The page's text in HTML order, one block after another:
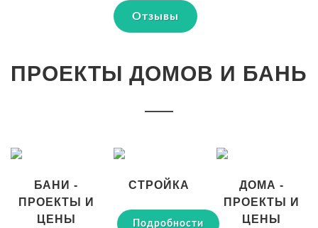
Отзывы
ПРОЕКТЫ ДОМОВ И БАНЬ
БАНИ -
ПРОЕКТЫ И
ЦЕНЫ
СТРОЙКА
Подробности
ДОМА -
ПРОЕКТЫ И
ЦЕНЫ